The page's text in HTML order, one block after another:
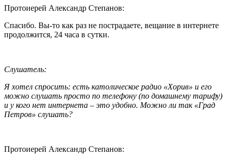
Протоиерей Александр Степанов:
Спасибо. Вы-то как раз не пострадаете, вещание в интернете
продолжится, 24 часа в сутки.
Слушатель:
Я хотел спросить: есть католическое радио «Хорив» и его
можно слушать просто по телефону (по домашнему тарифу)
и у кого нет интернета – это удобно. Можно ли так «Град
Петров» слушать?
Протоиерей Александр Степанов: